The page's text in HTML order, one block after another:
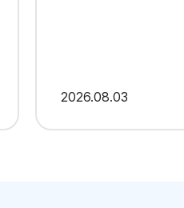
2026 08.03